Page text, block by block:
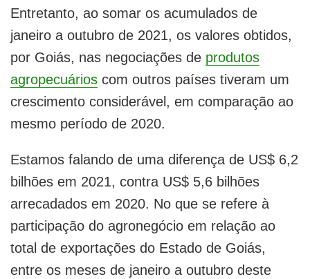
Entretanto, ao somar os acumulados de
janeiro a outubro de 2021, os valores obtidos,
por Goiás, nas negociações de produtos
agropecuários com outros países tiveram um
crescimento considerável, em comparação ao
mesmo período de 2020.
Estamos falando de uma diferença de US$ 6,2
bilhões em 2021, contra US$ 5,6 bilhões
arrecadados em 2020. No que se refere à
participação do agronegócio em relação ao
total de exportações do Estado de Goiás,
entre os meses de janeiro a outubro deste